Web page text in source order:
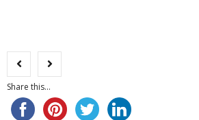
Share this...